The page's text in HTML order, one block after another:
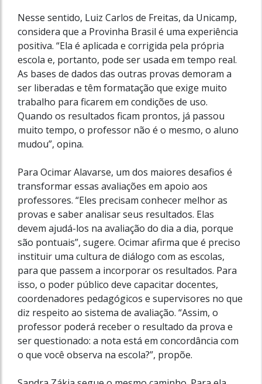
Nesse sentido, Luiz Carlos de Freitas, da Unicamp,
considera que a Provinha Brasil é uma experiência
positiva. “Ela é aplicada e corrigida pela própria
escola e, portanto, pode ser usada em tempo real.
As bases de dados das outras provas demoram a
ser liberadas e têm formatação que exige muito
trabalho para ficarem em condições de uso.
Quando os resultados ficam prontos, já passou
muito tempo, o professor não é o mesmo, o aluno
mudou”, opina.
Para Ocimar Alavarse, um dos maiores desafios é
transformar essas avaliações em apoio aos
professores. “Eles precisam conhecer melhor as
provas e saber analisar seus resultados. Elas
devem ajudá-los na avaliação do dia a dia, porque
são pontuais”, sugere. Ocimar afirma que é preciso
instituir uma cultura de diálogo com as escolas,
para que passem a incorporar os resultados. Para
isso, o poder público deve capacitar docentes,
coordenadores pedagógicos e supervisores no que
diz respeito ao sistema de avaliação. “Assim, o
professor poderá receber o resultado da prova e
ser questionado: a nota está em concordância com
o que você observa na escola?”, propõe.